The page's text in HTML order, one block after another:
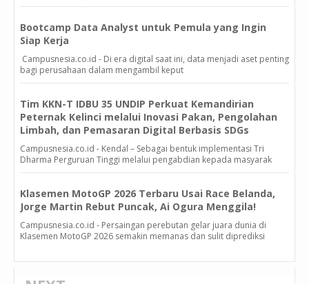
Bootcamp Data Analyst untuk Pemula yang Ingin
Siap Kerja
Campusnesia.co.id - Di era digital saat ini, data menjadi aset penting
bagi perusahaan dalam mengambil keput
Tim KKN-T IDBU 35 UNDIP Perkuat Kemandirian
Peternak Kelinci melalui Inovasi Pakan, Pengolahan
Limbah, dan Pemasaran Digital Berbasis SDGs
Campusnesia.co.id - Kendal – Sebagai bentuk implementasi Tri
Dharma Perguruan Tinggi melalui pengabdian kepada masyarak
Klasemen MotoGP 2026 Terbaru Usai Race Belanda,
Jorge Martin Rebut Puncak, Ai Ogura Menggila!
Campusnesia.co.id - Persaingan perebutan gelar juara dunia di
Klasemen MotoGP 2026 semakin memanas dan sulit diprediksi